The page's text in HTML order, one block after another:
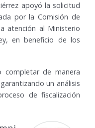
apoyó la solicitud
por la Comisión de
atención al Ministerio
en beneficio de los
de manera
un análisis
de fiscalización